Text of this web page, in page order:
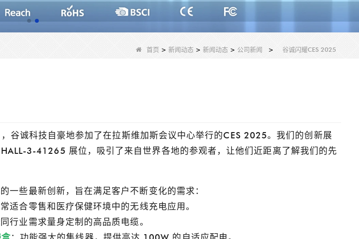
首页 > 新闻动态 > 新闻动态 > 公司新闻 > 谷诚闪耀CES 2025
谷诚科技自豪地参加了在拉斯维加斯会议中心举行的CES 2025。我们的创新展
3-41265 展位，吸引了来自世界各地的参观者，让他们近距离了解我们的先
一些最新创新，旨在满足客户不断变化的需求：
适合零售和医疗保健环境中的无线充电应用。
行业需求量身定制的高品质电缆。